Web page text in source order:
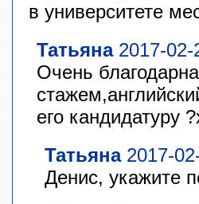
в университете
Татьяна2017-02-
Очень
его кандидатуру
Татьяна2017-
Денис, укажите